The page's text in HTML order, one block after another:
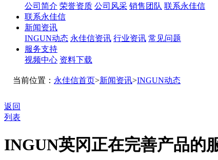
公司简介 荣誉资质 公司风采 销售团队 联系永佳信
联系永佳信
新闻资讯
INGUN动态 永佳信资讯 行业资讯 常见问题
服务支持
视频中心 资料下载
当前位置： 永佳信首页>新闻资讯>INGUN动态
返回
列表
INGUN英冈正在完善产品的